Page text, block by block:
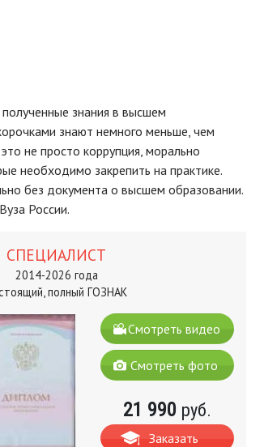
знания в высшем
знают немного меньше, чем
не просто коррупция, морально
необходимо закрепить на практике.
без документа о высшем образовании.
России.
СПЕЦИАЛИСТ
2014-2026 года
полный ГОЗНАК
Смотреть видео
Смотреть фото
21 990 руб.
Заказать